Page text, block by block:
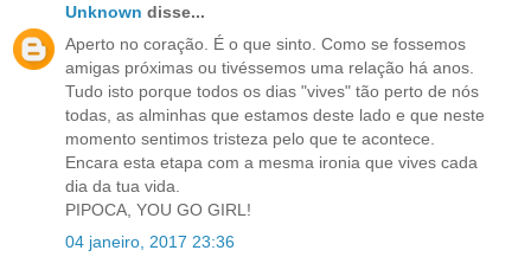
Unknown disse...
Aperto no coração. É o que sinto. Como se fossemos
amigas próximas ou tivéssemos uma relação há anos.
Tudo isto porque todos os dias "vives" tão perto de nós
todas, as alminhas que estamos deste lado e que neste
momento sentimos tristeza pelo que te acontece.
Encara esta etapa com a mesma ironia que vives cada
dia da tua vida.
PIPOCA, YOU GO GIRL!
04 janeiro, 2017 23:36